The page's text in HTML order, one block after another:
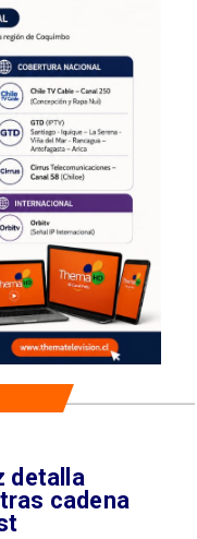
detalla
cadena